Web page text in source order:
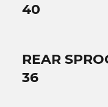
40
REAR
36